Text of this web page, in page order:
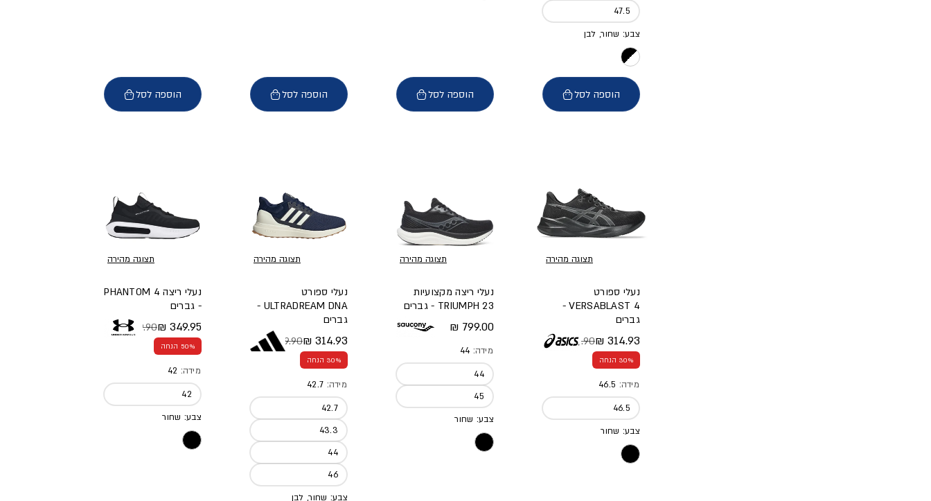
47.5
צבע: שחור, לבן
הוספה לסל הוספה לסל הוספה לסל הוספה לסל
תצוגה מהירה
נעלי ספורט
VERSABLAST 4 -
גברים
מחיר מבצע
314.93 ₪
מחיר מלא
449.90 ₪
30% הנחה
מידה: 46.5
46.5
צבע: שחור
תצוגה מהירה
נעלי ריצה מקצועיות
TRIUMPH 23 - גברים
מחיר מלא
799.00 ₪
מידה: 44
44
45
צבע: שחור
תצוגה מהירה
נעלי ספורט
ULTRADREAM DNA -
גברים
מחיר מבצע
314.93 ₪
מחיר מלא
449.90 ₪
30% הנחה
מידה: 42.7
42.7
43.3
44
46
צבע: שחור, לבן
תצוגה מהירה
נעלי ריצה PHANTOM 4
- גברים
מחיר מבצע
349.95 ₪
מחיר מלא
699.90 ₪
50% הנחה
מידה: 42
42
צבע: שחור